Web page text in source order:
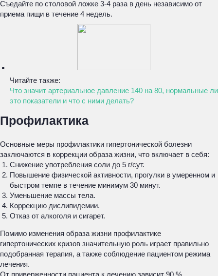
Съедайте по столовой ложке 3-4 раза в день независимо от
приема пищи в течение 4 недель.
Читайте также:
Что значит артериальное давление 140 на 80, нормальные ли
это показатели и что с ними делать?
Профилактика
Основные меры профилактики гипертонической болезни
заключаются в коррекции образа жизни, что включает в себя:
Снижение употребления соли до 5 г/сут.
Повышение физической активности, прогулки в умеренном и
быстром темпе в течение минимум 30 минут.
Уменьшение массы тела.
Коррекцию дислипидемии.
Отказ от алкоголя и сигарет.
Помимо изменения образа жизни профилактике
гипертонических кризов значительную роль играет правильно
подобранная терапия, а также соблюдение пациентом режима
лечения.
От приверженности пациента к лечению зависит 90 %